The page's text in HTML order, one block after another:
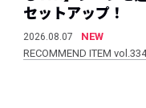
セットアップ！
2026.08.07
NEW
RECOMMEND ITEM vol.334